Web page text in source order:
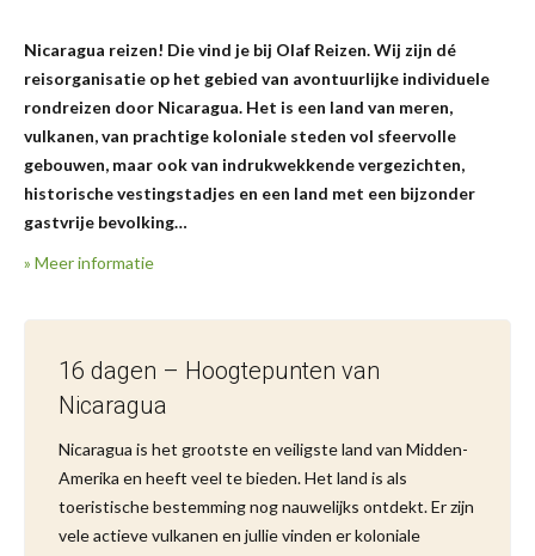
Nicaragua reizen! Die vind je bij Olaf Reizen. Wij zijn dé
reisorganisatie op het gebied van avontuurlijke individuele
rondreizen door Nicaragua. Het is een land van meren,
vulkanen, van prachtige koloniale steden vol sfeervolle
gebouwen, maar ook van indrukwekkende vergezichten,
historische vestingstadjes en een land met een bijzonder
gastvrije bevolking…
» Meer informatie
16 dagen – Hoogtepunten van
Nicaragua
Nicaragua is het grootste en veiligste land van Midden-
Amerika en heeft veel te bieden. Het land is als
toeristische bestemming nog nauwelijks ontdekt. Er zijn
vele actieve vulkanen en jullie vinden er koloniale